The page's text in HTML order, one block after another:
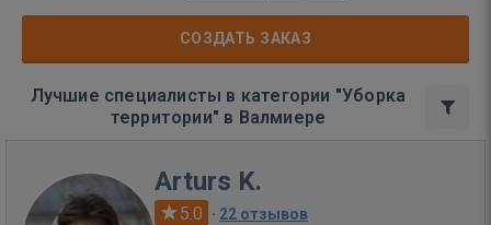
СОЗДАТЬ ЗАКАЗ
Лучшие специалисты в категории "Уборка
территории" в Валмиере
Arturs K.
5.0 · 22 отзывов